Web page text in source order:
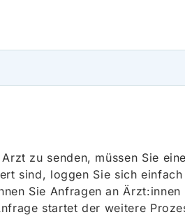
zu senden, müssen Sie
sind, loggen Sie sich
Sie Anfragen an
startet der weitere